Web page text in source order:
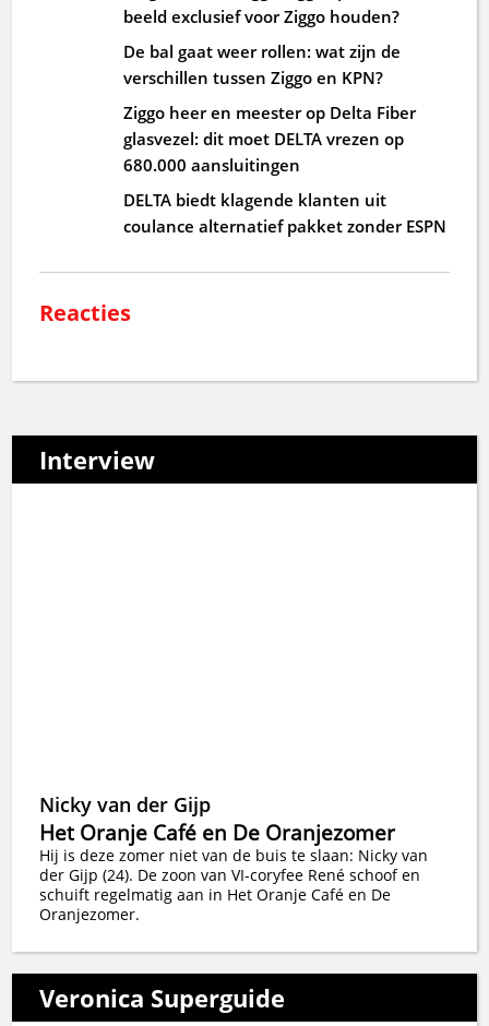
beeld exclusief voor Ziggo houden?
De bal gaat weer rollen: wat zijn de
verschillen tussen Ziggo en KPN?
Ziggo heer en meester op Delta Fiber
glasvezel: dit moet DELTA vrezen op
680.000 aansluitingen
DELTA biedt klagende klanten uit
coulance alternatief pakket zonder ESPN
Reacties
Interview
Nicky van der Gijp
Het Oranje Café en De Oranjezomer
Hij is deze zomer niet van de buis te slaan: Nicky van
der Gijp (24). De zoon van VI-coryfee René schoof en
schuift regelmatig aan in Het Oranje Café en De
Oranjezomer.
Veronica Superguide